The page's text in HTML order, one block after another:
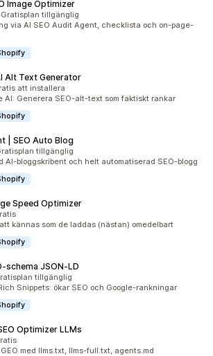
Image Optimizer
totalt
Gratisplan tillgänglig
via AI SEO Audit Agent, checklista och on-page-
Alt Text Generator
totaltatt installera
AI: Generera SEO-alt-text som faktiskt rankar
| SEO Auto Blog
totalt
tillgänglig
AI-bloggskribent och helt automatiserad SEO-blogg
Speed Optimizer
totalt
kännas som de laddas (nästan) omedelbart
JSON‑LD
totalt
tillgänglig
Snippets: ökar SEO och Google-rankningar
Optimizer LLMs
totalt
GEO med llms.txt, llms-full.txt, agents.md